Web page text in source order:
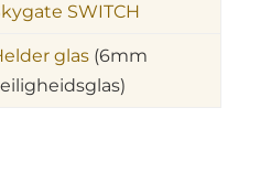
SWITCH
glas(6mm